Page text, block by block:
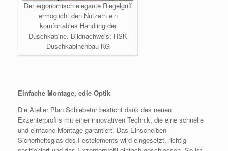
Der ergonomisch elegante Riegelgriff
ermöglicht den Nutzern ein
komfortables Handling der
Duschkabine. Bildnachweis: HSK
Duschkabinenbau KG
Einfache Montage, edle Optik
Die Atelier Plan Schiebetür besticht dank des neuen
Exzenterprofils mit einer innovativen Technik, die eine schnelle
und einfache Montage garantiert. Das Einscheiben-
Sicherheitsglas des Festelements wird eingesetzt, richtig